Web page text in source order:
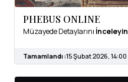
PHEBUS ONLINE
Müzayede Detaylarını İnceleyin
Tamamlandı :15 Şubat 2026, 14:00